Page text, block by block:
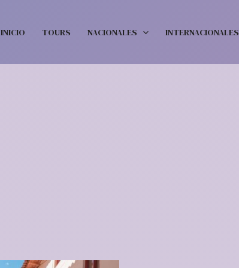
INICIO TOURS NACIONALES INTERNACIONALES